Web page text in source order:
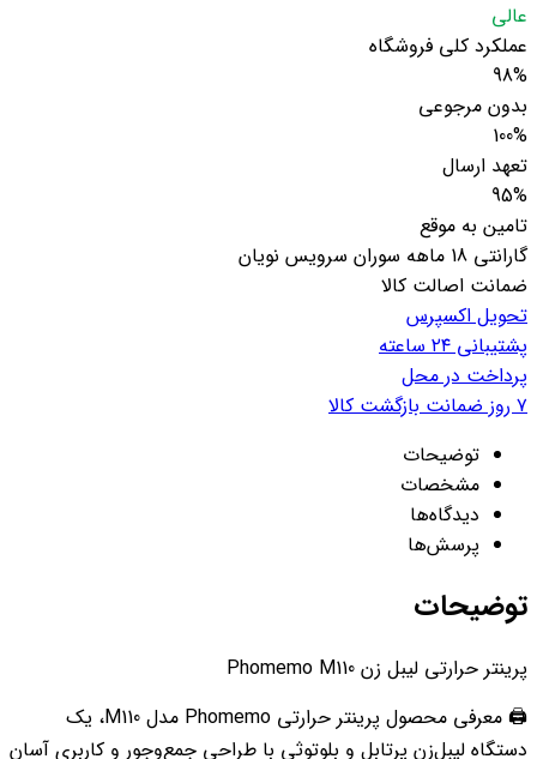
عالی
عملکرد کلی فروشگاه
98%
بدون مرجوعی
100%
تعهد ارسال
95%
تامین به موقع
گارانتی 18 ماهه سوران سرویس نویان
ضمانت اصالت کالا
تحویل اکسپرس
پشتیبانی ۲۴ ساعته
پرداخت در محل
۷ روز ضمانت بازگشت کالا
توضیحات
مشخصات
دیدگاه‌ها
پرسش‌ها
توضیحات
پرینتر حرارتی لیبل زن Phomemo M110
🖨️ معرفی محصول پرینتر حرارتی Phomemo مدل M110، یک
دستگاه لیبل‌زن پرتابل و بلوتوثی با طراحی جمع‌وجور و کاربری آسان